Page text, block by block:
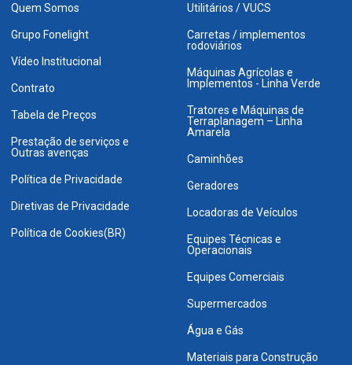
Quem Somos
Grupo Fonelight
Vídeo Institucional
Contrato
Tabela de Preços
Prestação de serviços e
Outras avenças
Política de Privacidade
Diretivas de Privacidade
Política de Cookies(BR)
Utilitários / VUCS
Carretas / implementos
rodoviários
Máquinas Agrícolas e
Implementos - Linha Verde
Tratores e Máquinas de
Terraplanagem – Linha
Amarela
Caminhões
Geradores
Locadoras de Veículos
Equipes Técnicas e
Operacionais
Equipes Comerciais
Supermercados
Água e Gás
Materiais para Construção